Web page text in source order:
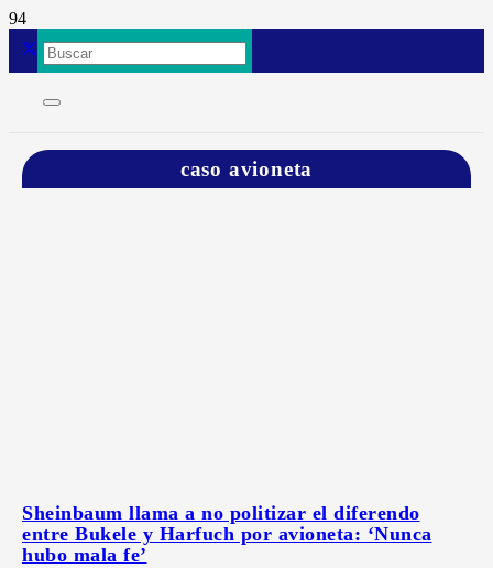
caso avioneta
Sheinbaum llama a no politizar el diferendo
entre Bukele y Harfuch por avioneta: ‘Nunca
hubo mala fe’